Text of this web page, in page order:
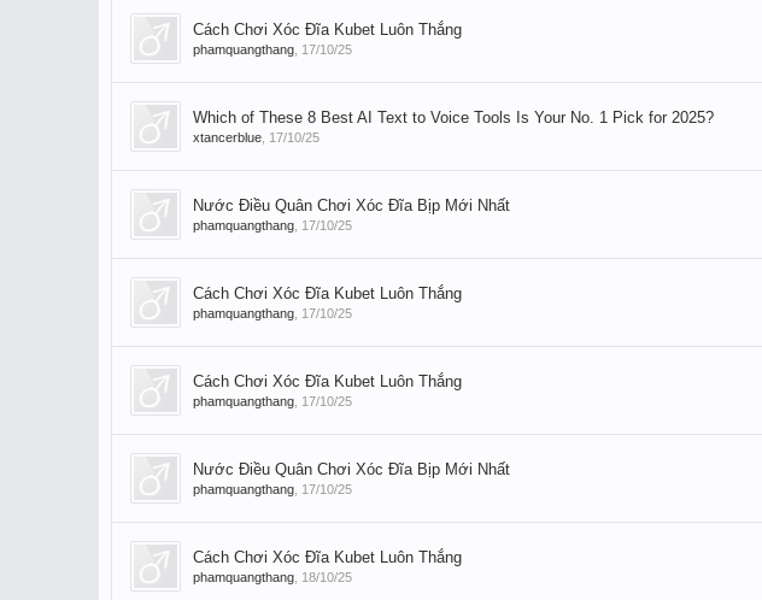
Cách Chơi Xóc Đĩa Kubet Luôn Thắng
phamquangthang 17/10/25
Which of These 8 Best AI Text to Voice Tools Is Your No. 1 Pick for 2025?
xtancerblue 17/10/25
Nước Điều Quân Chơi Xóc Đĩa Bịp Mới Nhất
phamquangthang 17/10/25
Cách Chơi Xóc Đĩa Kubet Luôn Thắng
phamquangthang 17/10/25
Cách Chơi Xóc Đĩa Kubet Luôn Thắng
phamquangthang 17/10/25
Nước Điều Quân Chơi Xóc Đĩa Bịp Mới Nhất
phamquangthang 17/10/25
Cách Chơi Xóc Đĩa Kubet Luôn Thắng
phamquangthang 18/10/25